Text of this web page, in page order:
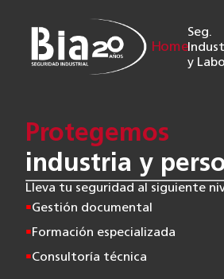
Home
Seg.
y
Protegemos
industria y
Lleva tu seguridad al siguiente
Gestión documental
Formación especializada
Consultoría técnica